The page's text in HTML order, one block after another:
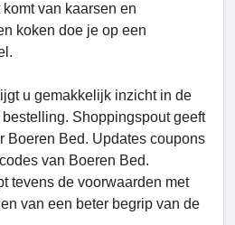
van kaarsen en
koken doe je op een
u gemakkelijk inzicht in de
Shoppingspout geeft
Boeren Bed. Updates coupons
van Boeren Bed.
tevens de voorwaarden met
van een beter begrip van de